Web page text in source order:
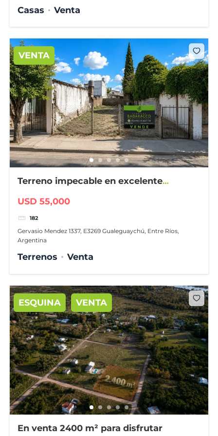
Casas Venta
VENTA
Terreno impecable en excelente
USD 55,000
182
Gervasio Mendez 1337, E3269 Gualeguaychú, Entre Ríos,
Argentina
Terrenos Venta
ESQUINA VENTA
En venta 2400 m² para disfrutar